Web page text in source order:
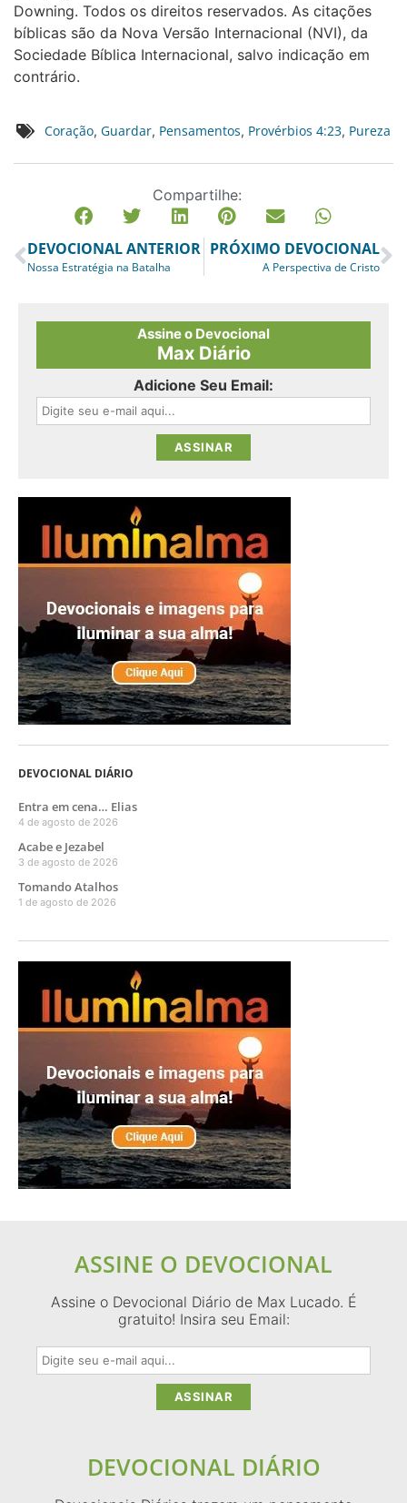
Downing. Todos os direitos reservados. As citações
bíblicas são da Nova Versão Internacional (NVI), da
Sociedade Bíblica Internacional, salvo indicação em
contrário.
Coração, Guardar, Pensamentos, Provérbios 4:23, Pureza
Compartilhe:
DEVOCIONAL ANTERIOR
Nossa Estratégia na Batalha
PRÓXIMO DEVOCIONAL
A Perspectiva de Cristo
Assine o Devocional
Max Diário
Adicione Seu Email:
DEVOCIONAL DIÁRIO
Entra em cena… Elias
4 de agosto de 2026
Acabe e Jezabel
3 de agosto de 2026
Tomando Atalhos
1 de agosto de 2026
ASSINE O DEVOCIONAL
Assine o Devocional Diário de Max Lucado. É
gratuito! Insira seu Email:
DEVOCIONAL DIÁRIO